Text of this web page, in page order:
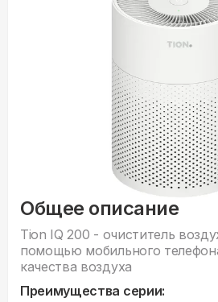
Общее описание
Tion IQ 200 - очиститель
помощью мобильного
качества воздуха
Преимущества серии: